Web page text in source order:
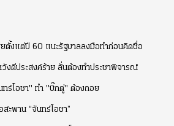
ยตั้งแต่ปี 60 แนะรัฐบาลลงมือทำก่อนคิดชื่อ
งดีประสงค์ร้าย ลั่นต้องทำประชาพิจารณ์
ร์โอชา" ทำ "บิ๊กตู่" ต้องถอย
ะพาน “จันทร์โอชา”